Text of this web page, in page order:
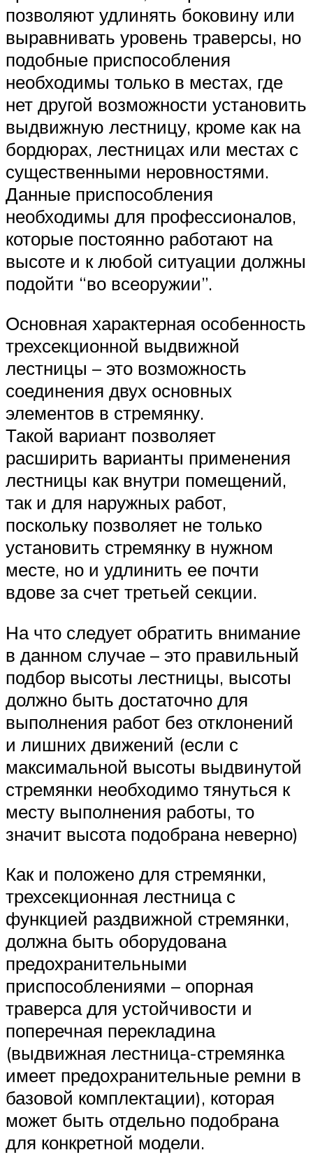
позволяют удлинять боковину или
выравнивать уровень траверсы, но
подобные приспособления
необходимы только в местах, где
нет другой возможности установить
выдвижную лестницу, кроме как на
бордюрах, лестницах или местах с
существенными неровностями.
Данные приспособления
необходимы для профессионалов,
которые постоянно работают на
высоте и к любой ситуации должны
подойти “во всеоружии”.
Основная характерная особенность
трехсекционной выдвижной
лестницы – это возможность
соединения двух основных
элементов в стремянку.
Такой вариант позволяет
расширить варианты применения
лестницы как внутри помещений,
так и для наружных работ,
поскольку позволяет не только
установить стремянку в нужном
месте, но и удлинить ее почти
вдове за счет третьей секции.
На что следует обратить внимание
в данном случае – это правильный
подбор высоты лестницы, высоты
должно быть достаточно для
выполнения работ без отклонений
и лишних движений (если с
максимальной высоты выдвинутой
стремянки необходимо тянуться к
месту выполнения работы, то
значит высота подобрана неверно)
Как и положено для стремянки,
трехсекционная лестница с
функцией раздвижной стремянки,
должна быть оборудована
предохранительными
приспособлениями – опорная
траверса для устойчивости и
поперечная перекладина
(выдвижная лестница-стремянка
имеет предохранительные ремни в
базовой комплектации), которая
может быть отдельно подобрана
для конкретной модели.